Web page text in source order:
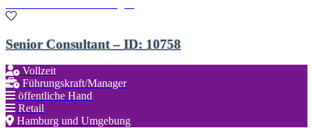
Senior Consultant – ID: 10758
Vollzeit
Führungskraft/Manager
öffentliche Hand
Retail
Hamburg und Umgebung